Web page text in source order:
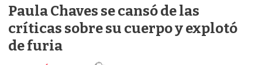
Paula Chaves se cansó de las
críticas sobre su cuerpo y explotó
de furia